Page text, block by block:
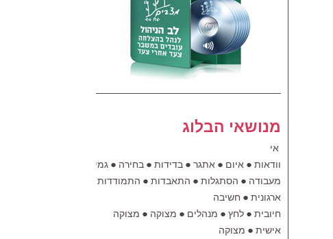
מנושאי הבלוג
אי
וודאות ● איום ● אתגר ● בדידות ● בחירה ● גמישות
מעבודה ● הסתגלות ● התאבדות ● התמודדות
ארגונית ● חשיבה
חיובית ● לחץ ● מנהלים ● מצוקה ● מצוקה
אישית ● מצוקה